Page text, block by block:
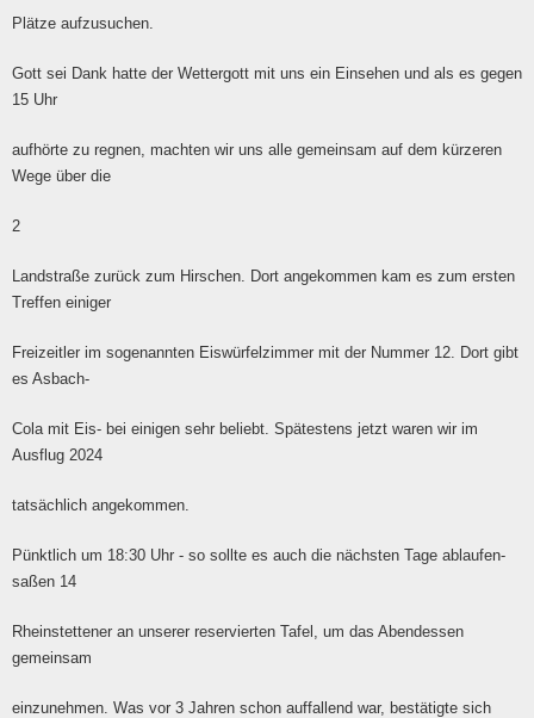
Plätze aufzusuchen.
Gott sei Dank hatte der Wettergott mit uns ein Einsehen und als es gegen
15 Uhr
aufhörte zu regnen, machten wir uns alle gemeinsam auf dem kürzeren
Wege über die
2
Landstraße zurück zum Hirschen. Dort angekommen kam es zum ersten
Treffen einiger
Freizeitler im sogenannten Eiswürfelzimmer mit der Nummer 12. Dort gibt
es Asbach-
Cola mit Eis- bei einigen sehr beliebt. Spätestens jetzt waren wir im
Ausflug 2024
tatsächlich angekommen.
Pünktlich um 18:30 Uhr - so sollte es auch die nächsten Tage ablaufen-
saßen 14
Rheinstettener an unserer reservierten Tafel, um das Abendessen
gemeinsam
einzunehmen. Was vor 3 Jahren schon auffallend war, bestätigte sich